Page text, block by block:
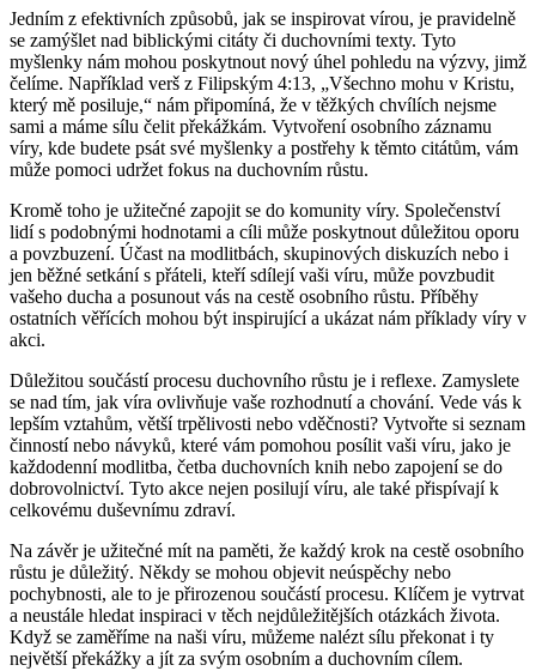
Jedním z efektivních způsobů, jak se inspirovat vírou, je pravidelně
se zamýšlet nad biblickými citáty či duchovními texty. Tyto
myšlenky nám mohou poskytnout nový úhel pohledu na výzvy, jimž
čelíme. Například verš z Filipským 4:13, „Všechno mohu v Kristu,
který mě posiluje,“ nám připomíná, že v těžkých chvílích nejsme
sami a máme sílu čelit překážkám. Vytvoření osobního záznamu
víry, kde budete psát své myšlenky a postřehy k těmto citátům, vám
může pomoci udržet fokus na duchovním růstu.
Kromě toho je užitečné zapojit se do komunity víry. Společenství
lidí s podobnými hodnotami a cíli může poskytnout důležitou oporu
a povzbuzení. Účast na modlitbách, skupinových diskuzích nebo i
jen běžné setkání s přáteli, kteří sdílejí vaši víru, může povzbudit
vašeho ducha a posunout vás na cestě osobního růstu. Příběhy
ostatních věřících mohou být inspirující a ukázat nám příklady víry v
akci.
Důležitou součástí procesu duchovního růstu je i reflexe. Zamyslete
se nad tím, jak víra ovlivňuje vaše rozhodnutí a chování. Vede vás k
lepším vztahům, větší trpělivosti nebo vděčnosti? Vytvořte si seznam
činností nebo návyků, které vám pomohou posílit vaši víru, jako je
každodenní modlitba, četba duchovních knih nebo zapojení se do
dobrovolnictví. Tyto akce nejen posilují víru, ale také přispívají k
celkovému duševnímu zdraví.
Na závěr je užitečné mít na paměti, že každý krok na cestě osobního
růstu je důležitý. Někdy se mohou objevit neúspěchy nebo
pochybnosti, ale to je přirozenou součástí procesu. Klíčem je vytrvat
a neustále hledat inspiraci v těch nejdůležitějších otázkách života.
Když se zaměříme na naši víru, můžeme nalézt sílu překonat i ty
největší překážky a jít za svým osobním a duchovním cílem.